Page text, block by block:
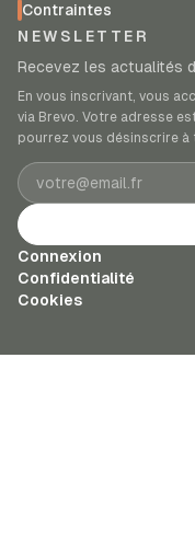
Contraintes
NEWSLETTER
Recevez les actualités
En vous inscrivant, vous
via Brevo. Votre adresse
pourrez vous désinscrire à
Adresse e-mail
Connexion
Confidentialité
Cookies